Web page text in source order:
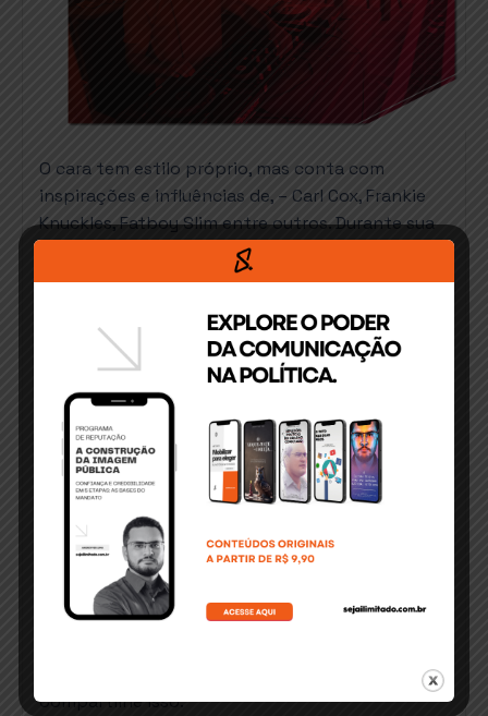
O cara tem estilo próprio, mas conta com
inspirações e influências de, – Carl Cox, Frankie
Knuckles, Fatboy Slim entre outros. Durante sua
apresentação passeia pelo house music, EDM,
mas diz que prefere o deep house.
vai focar na produção de seus próprios hits.
Quer conhecer o som dele? Se liga no set:
Compartilhe isso: